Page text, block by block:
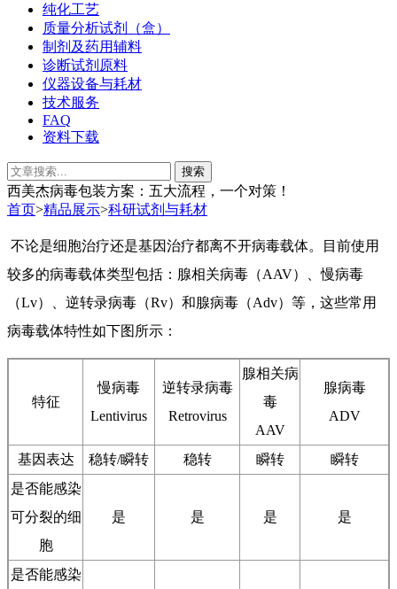
纯化工艺
质量分析试剂（盒）
制剂及药用辅料
诊断试剂原料
仪器设备与耗材
技术服务
FAQ
资料下载
西美杰病毒包装方案：五大流程，一个对策！
首页>精品展示>科研试剂与耗材
不论是细胞治疗还是基因治疗都离不开病毒载体。目前使用
较多的病毒载体类型包括：腺相关病毒（AAV）、慢病毒
（Lv）、逆转录病毒（Rv）和腺病毒（Adv）等，这些常用
病毒载体特性如下图所示：
特征
慢病毒
Lentivirus
逆转录病毒
Retrovirus
腺相关病
毒
AAV
腺病毒
ADV
基因表达 稳转/瞬转 稳转 瞬转
瞬转
是否能感染
可分裂的细
胞
是 是 是 是
是否能感染